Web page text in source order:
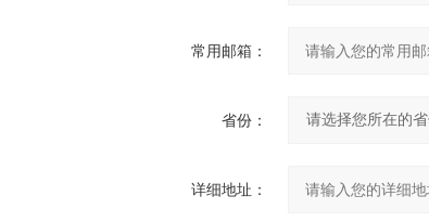
常用邮箱：
省份：
详细地址：